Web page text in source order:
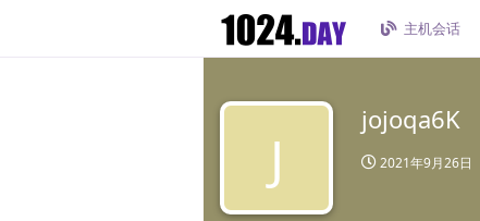
主机会话
J
jojoqa6K
2021年9月26日